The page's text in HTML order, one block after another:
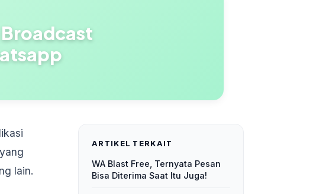
Broadcast
lain.
ARTIKEL TERKAIT
WA Blast Free, Ternyata Pesan
Bisa Diterima Saat Itu Juga!